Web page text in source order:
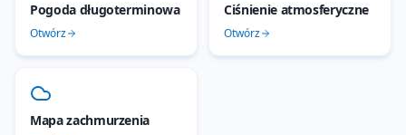
Pogoda długoterminowa
Otwórz
Ciśnienie atmosferyczne
Otwórz
Mapa zachmurzenia